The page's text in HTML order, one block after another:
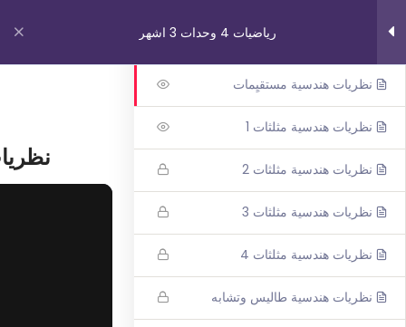
رياضيات 4 وحدات 3 اشهر هندسة22
نظريات هندسية مستقيِمات
نظريات هندسية مثلثات 1
نظريات هندسية مثلثات 2
نظريات هندسية مثلثات 3
نظريات هندسية مثلثات 4
نظريات هندسية طاليس وتشابه
روابط مهمة
من نحن
اتصل بنا
_תנאי שימוש עברית
شروط الاستخدام
دوراتنا